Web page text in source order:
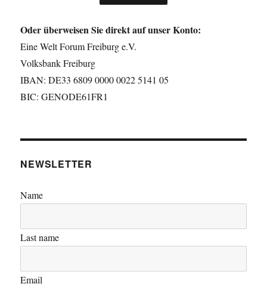
Oder überweisen Sie direkt auf unser Konto:
Eine Welt Forum Freiburg e.V.
Volksbank Freiburg
IBAN: DE33 6809 0000 0022 5141 05
BIC: GENODE61FR1
NEWSLETTER
Name
Last name
Email